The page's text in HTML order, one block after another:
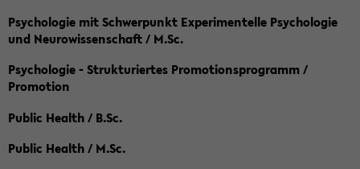
Psychologie mit Schwerpunkt Experimentelle Psychologie
und Neurowissenschaft / M.Sc.
Psychologie - Strukturiertes Promotionsprogramm /
Promotion
Public Health / B.Sc.
Public Health / M.Sc.